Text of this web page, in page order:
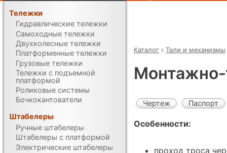
Каталог › Тали и механизмы
Монтажно-
Чертеж Паспорт
Особенности:
проход троса
Тележки
Гидравлические тележки
Самоходные тележки
Двухколесные тележки
Платформенные тележки
Грузовые тележки
Тележки с подъемной
платформой
Роликовые системы
Бочкокантователи
Штабелеры
Ручные штабелеры
Штабелеры с платформой
Электрические штабелеры